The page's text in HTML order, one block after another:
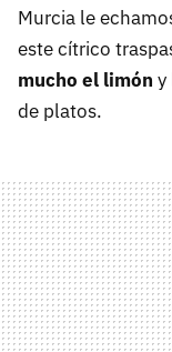
Murcia le
este cítrico
mucho el limón y
de platos.